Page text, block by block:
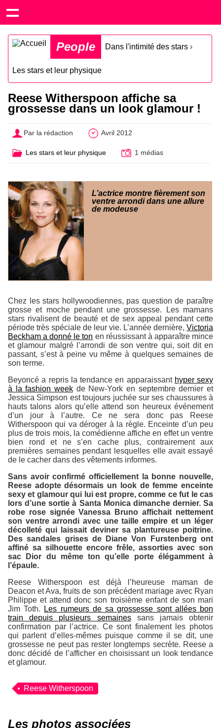
People Dans l'intimité des stars ›
Les stars et leur physique
Reese Witherspoon affiche sa
grossesse dans un look glamour !
Par la rédaction Avril 2012
Les stars et leur physique 1 médias
L’actrice montre fièrement son
ventre arrondi dans une allure
de modeuse
Chez les stars hollywoodiennes, pas question de paraître
grosse et moche pendant une grossesse. Les mamans
stars rivalisent de beauté et de sex appeal pendant cette
période très spéciale de leur vie. L’année dernière, Victoria
Beckham a donné le ton en réussissant à apparaître mince
et glamour malgré l’arrondi de son ventre qui, soit dit en
passant, s’est à peine vu même à quelques semaines de
son terme.
Beyoncé a repris la tendance en apparaissant hyper sexy
à la fashion week de New-York en septembre dernier et
Jessica Simpson est toujours juchée sur ses chaussures à
hauts talons alors qu’elle attend son heureux événement
d’un jour à l’autre. Ce ne sera donc pas Reese
Witherspoon qui va déroger à la règle. Enceinte d’un peu
plus de trois mois, la comédienne affiche en effet un ventre
bien rond et ne s’en cache plus, contrairement aux
premières semaines pendant lesquelles elle avait essayé
de le cacher dans des vêtements informes.
Sans avoir confirmé officiellement la bonne nouvelle,
Reese adopte désormais un look de femme enceinte
sexy et glamour qui lui est propre, comme ce fut le cas
lors d’une sortie à Santa Monica dimanche dernier. Sa
robe rose signée Vanessa Bruno affichait nettement
son ventre arrondi avec une taille empire et un léger
décolleté qui laissait deviner sa plantureuse poitrine.
Des sandales grises de Diane Von Furstenberg ont
affiné sa silhouette encore frêle, assorties avec son
sac Dior du même ton qu’elle porte élégamment à
l’épaule.
Reese Witherspoon est déjà l’heureuse maman de
Deacon et Ava, fruits de son précédent mariage avec Ryan
Philippe et attend donc son troisième enfant de son mari
Jim Toth.
Les rumeurs de sa grossesse sont allées bon
train depuis plusieurs semainessans jamais obtenir
confirmation par l’actrice. Ce sont finalement les photos
qui parlent d’elles-mêmes puisque comme il se dit, une
grossesse ne peut pas rester longtemps secrète. Reese a
donc décidé de l’afficher en choisissant un look tendance
et glamour.
Reese Witherspoon
Les photos associées